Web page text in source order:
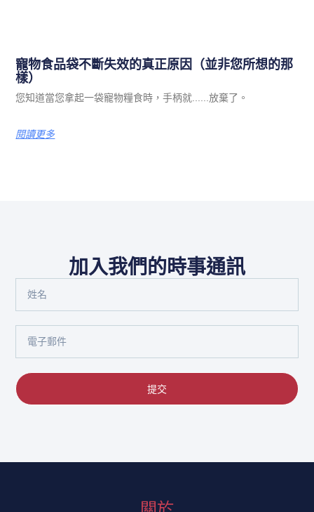
寵物食品袋不斷失效的真正原因（並非您所想的那
樣）
您知道當您拿起一袋寵物糧食時，手柄就......放棄了。
閱讀更多
加入我們的時事通訊
名
子
郵
件
提交